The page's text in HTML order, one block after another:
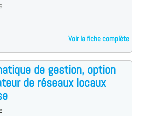
Voir la fiche complète
de gestion, option
de réseaux locaux